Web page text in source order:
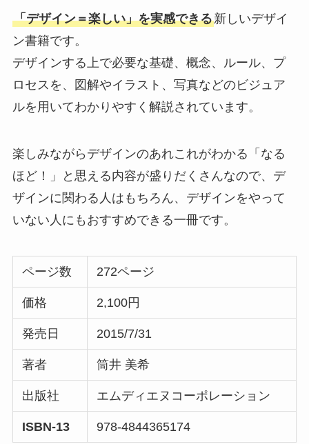
「デザイン＝楽しい」を実感できる新しいデザイ
ン書籍です。
デザインする上で必要な基礎、概念、ルール、プ
ロセスを、図解やイラスト、写真などのビジュア
ルを用いてわかりやすく解説されています。
楽しみながらデザインのあれこれがわかる「なる
ほど！」と思える内容が盛りだくさんなので、デ
ザインに関わる人はもちろん、デザインをやって
いない人にもおすすめできる一冊です。
ページ数 272ページ
価格 2,100円
発売日 2015/7/31
著者 筒井 美希
出版社 エムディエヌコーポレーション
ISBN-13 978-4844365174